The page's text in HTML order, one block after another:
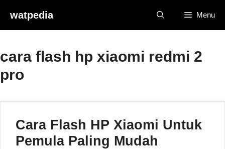
content
watpedia Menu
cara flash hp xiaomi redmi 2
pro
Cara Flash HP Xiaomi Untuk
Pemula Paling Mudah